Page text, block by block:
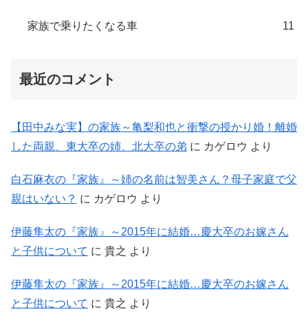
家族で乗りたくなる車 11
最近のコメント
【田中みな実】の家族～亀梨和也と衝撃の授かり婚！離婚
した両親、東大卒の姉、北大卒の弟 に カゲロウ より
白石麻衣の『家族』～姉の名前は智美さん？母子家庭で父
親はいない？ に カゲロウ より
伊藤隼太の『家族』～2015年に結婚…慶大卒のお嫁さん
と子供について に 貴之 より
伊藤隼太の『家族』～2015年に結婚…慶大卒のお嫁さん
と子供について に 貴之 より